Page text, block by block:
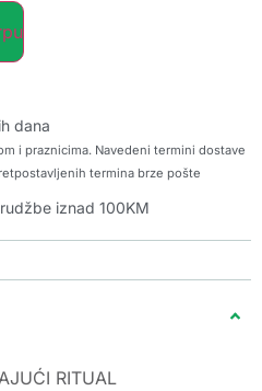
dana
i praznicima. Navedeni termini dostave
termina brze pošte
iznad 100KM
RITUAL